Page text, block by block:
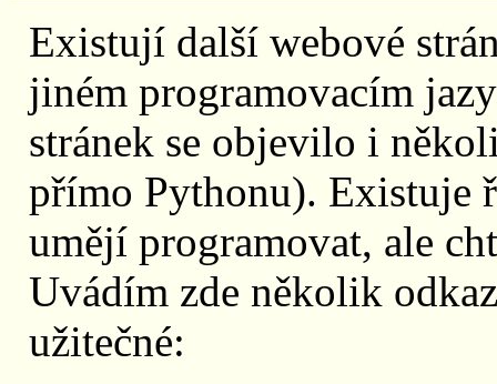
Existují další webové
jiném programovacím
stránek se objevilo i
přímo Pythonu). Existuje
umějí programovat, ale
Uvádím zde několik
užitečné: